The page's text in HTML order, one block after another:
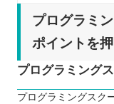
レッ
愛媛県の大
テッ
Win
パソ
プログラミ
ポイントを
プログラミング
プログラミングスク